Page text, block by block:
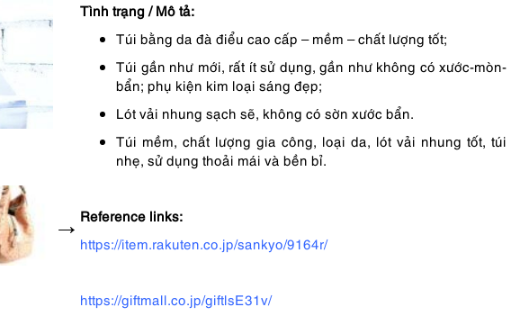
Tình trạng / Mô tả:
Túi bằng da đà điểu cao cấp – mềm – chất lượng tốt;
Túi gần như mới, rất ít sử dụng, gần như không có xước-mòn-
bẩn; phụ kiện kim loại sáng đẹp;
Lót vải nhung sạch sẽ, không có sờn xước bẩn.
Túi mềm, chất lượng gia công, loại da, lót vải nhung tốt, túi
nhẹ, sử dụng thoải mái và bền bỉ.
Reference links:
https://item.rakuten.co.jp/sankyo/9164r/
https://giftmall.co.jp/giftlsE31v/